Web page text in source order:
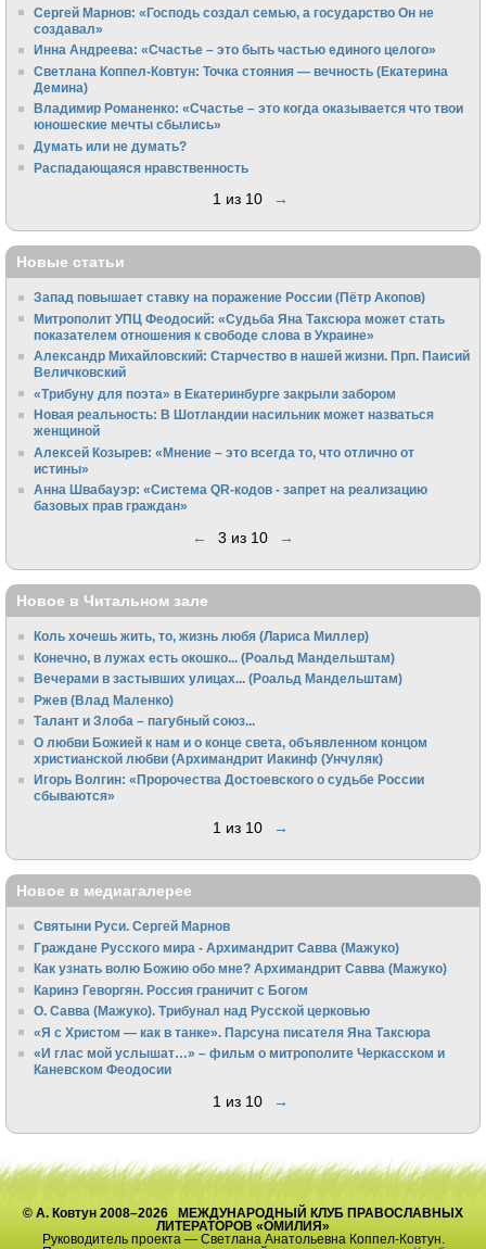
Сергей Марнов: «Господь создал семью, а государство Он не
создавал»
Инна Андреева: «Счастье – это быть частью единого целого»
Светлана Коппел-Ковтун: Точка стояния — вечность (Екатерина
Демина)
Владимир Романенко: «Счастье – это когда оказывается что твои
юношеские мечты сбылись»
Думать или не думать?
Распадающаяся нравственность
1 из 10 →
Новые статьи
Запад повышает ставку на поражение России (Пётр Акопов)
Митрополит УПЦ Феодосий: «Судьба Яна Таксюра может стать
показателем отношения к свободе слова в Украине»
Алек­сандр Михайловский: Старчество в нашей жизни. Прп. Паисий
Величковский
«Трибуну для поэта» в Екатеринбурге закрыли забором
Новая реальность: В Шотландии насильник может назваться
женщиной
Алексей Козырев: «Мнение – это всегда то, что отлично от
истины»
Анна Швабауэр: «Система QR-кодов - запрет на реализацию
базовых прав граждан»
← 3 из 10 →
Новое в Читальном зале
Коль хочешь жить, то, жизнь любя (Лариса Миллер)
Конечно, в лужах есть окошко... (Роальд Мандельштам)
Вечерами в застывших улицах... (Роальд Мандельштам)
Ржев (Влад Маленко)
Талант и Злоба – пагубный союз...
О любви Божией к нам и о конце света, объявленном концом
христианской любви (Архимандрит Иакинф (Унчуляк)
Игорь Волгин: «Пророчества Достоевского о судьбе России
сбываются»
1 из 10 →
Новое в медиагалерее
Святыни Руси. Сергей Марнов
Граждане Русского мира - Архимандрит Савва (Мажуко)
Как узнать волю Божию обо мне? Архимандрит Савва (Мажуко)
Каринэ Геворгян. Россия граничит с Богом
О. Савва (Мажуко). Трибунал над Русской церковью
«Я с Христом — как в танке». Парсуна писателя Яна Таксюра
«И глас мой услышат…» – фильм о митрополите Черкасском и
Каневском Феодосии
1 из 10 →
© А. Ковтун 2008–2026 МЕЖДУНАРОДНЫЙ КЛУБ ПРАВОСЛАВНЫХ
ЛИТЕРАТОРОВ «ОМИЛИЯ»
Руководитель проекта — Светлана Анатольевна Коппел-Ковтун.